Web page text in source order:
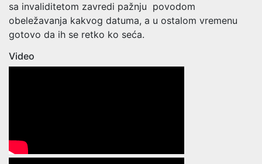
sa invaliditetom zavredi pažnju povodom
obeležavanja kakvog datuma, a u ostalom vremenu
gotovo da ih se retko ko seća.
Video